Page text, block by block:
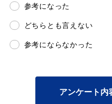
参考になった
どちらとも言えない
参考にならなかった
アンケート内